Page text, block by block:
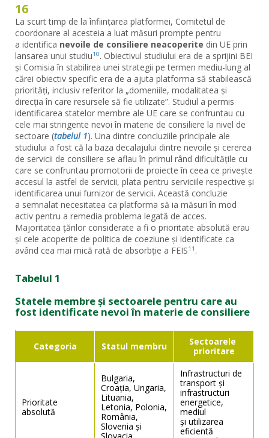
16
La scurt timp de la înființarea platformei, Comitetul de
coordonare al acesteia a luat măsuri prompte pentru
a identifica nevoile de consiliere neacoperite din UE prin
lansarea unui studiu10. Obiectivul studiului era de a sprijini BEI
și Comisia în stabilirea unei strategii pe termen mediu-lung al
cărei obiectiv specific era de a ajuta platforma să stabilească
priorități, inclusiv referitor la „domeniile, modalitatea și
direcția în care resursele să fie utilizate”. Studiul a permis
identificarea statelor membre ale UE care se confruntau cu
cele mai stringente nevoi în materie de consiliere la nivel de
sectoare (tabelul 1). Una dintre concluziile principale ale
studiului a fost că la baza decalajului dintre nevoile și cererea
de servicii de consiliere se aflau în primul rând dificultățile cu
care se confruntau promotorii de proiecte în ceea ce privește
accesul la astfel de servicii, plata pentru serviciile respective și
identificarea unui furnizor de servicii. Această concluzie
a semnalat necesitatea ca platforma să ia măsuri în mod
activ pentru a remedia problema legată de acces.
Majoritatea țărilor considerate a fi o prioritate absolută erau
și cele acoperite de politica de coeziune și identificate ca
având cea mai mică rată de absorbție a FEIS11 .
Tabelul 1
Statele membre și sectoarele pentru care au
fost identificate nevoi în materie de consiliere
Categoria Statul membru
Sectoarele
prioritare
Prioritate
absolută
Bulgaria,
Croația, Ungaria,
Lituania,
Letonia, Polonia,
România,
Slovenia și
Slovacia
Infrastructuri de
transport și
infrastructuri
energetice,
mediul
și utilizarea
eficientă